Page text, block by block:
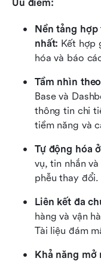
Ưu điểm:
Nền tảng
nhất: Kết hợp
hóa và báo
Tầm nhìn
Base và
thông tin chi
tiềm năng và
Tự động hóa
vụ, tin nhắn
phễu thay đổi.
Liên kết đa
hàng và vận
Tài liệu đám
Khả năng